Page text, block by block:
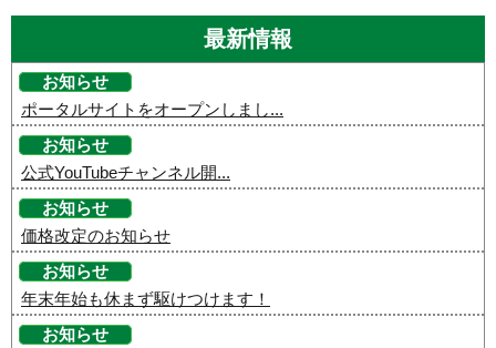
最新情報
お知らせ
ポータルサイトをオープンしまし...
お知らせ
公式YouTubeチャンネル開...
お知らせ
価格改定のお知らせ
お知らせ
年末年始も休まず駆けつけます！
お知らせ